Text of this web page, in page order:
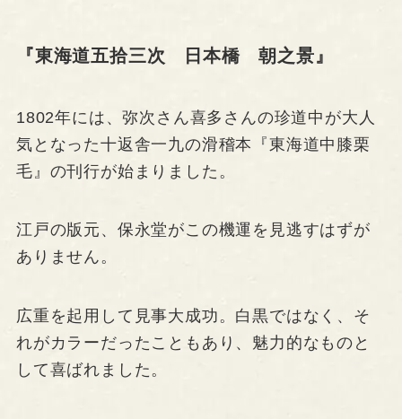
『東海道五拾三次 日本橋 朝之景』
1802年には、弥次さん喜多さんの珍道中が大人
気となった十返舎一九の滑稽本『東海道中膝栗
毛』の刊行が始まりました。
江戸の版元、保永堂がこの機運を見逃すはずが
ありません。
広重を起用して見事大成功。白黒ではなく、そ
れがカラーだったこともあり、魅力的なものと
して喜ばれました。